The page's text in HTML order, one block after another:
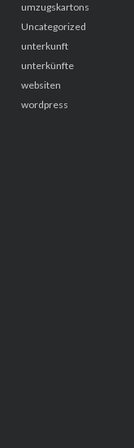
umzugskartons
Uncategorized
unterkunft
unterkünfte
websiten
wordpress